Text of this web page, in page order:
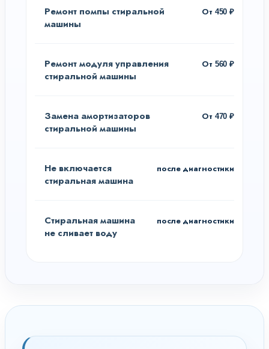
Ремонт помпы стиральной
машины
От 450 ₽
Ремонт модуля управления
стиральной машины
От 560 ₽
Замена амортизаторов
стиральной машины
От 470 ₽
Не включается
стиральная машина
после диагностики
Стиральная машина
не сливает воду
после диагностики